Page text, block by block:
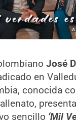
José
en
conocida
sencillo ‘Mil